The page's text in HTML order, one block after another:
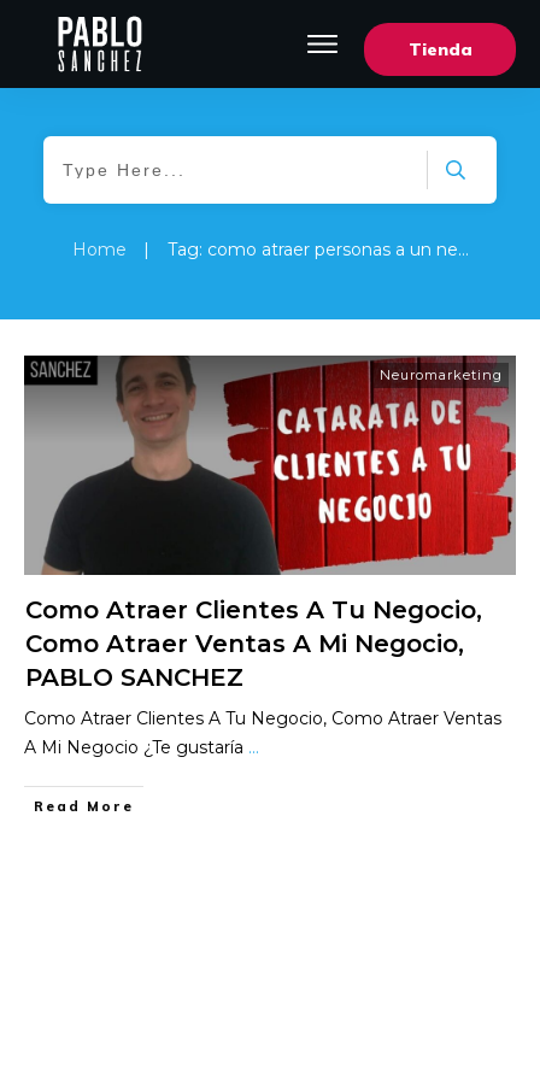
Tienda
Home Tag: como atraer personas a un negocio
Neuromarketing
Como Atraer Clientes A Tu Negocio,
Como Atraer Ventas A Mi Negocio,
PABLO SANCHEZ
Como Atraer Clientes A Tu Negocio, Como Atraer Ventas
A Mi Negocio ¿Te gustaría ...
​Read More